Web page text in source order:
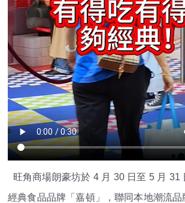
旺角商場朗豪坊於 4 月 30 日至 5 月 31
經典食品品牌「嘉頓」，聯同本地潮流品